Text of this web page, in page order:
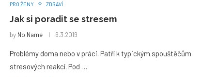
PRO ŽENY ZDRAVÍ
Jak si poradit se stresem
by No Name 6.3.2019
Problémy doma nebo v práci. Patří k typickým spouštěčům
stresových reakcí. Pod …